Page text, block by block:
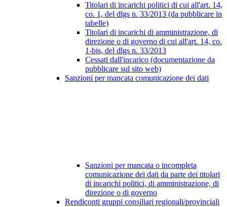
Titolari di incarichi politici di cui all'art. 14,
co. 1, del dlgs n. 33/2013 (da pubblicare in
tabelle)
Titolari di incarichi di amministrazione, di
direzione o di governo di cui all'art. 14, co.
1-bis, del dlgs n. 33/2013
Cessati dall'incarico (documentazione da
pubblicare sul sito web)
Sanzioni per mancata comunicazione dei dati
Sanzioni per mancata o incompleta
comunicazione dei dati da parte dei titolari
di incarichi politici, di amministrazione, di
direzione o di governo
Rendiconti gruppi consiliari regionali/provinciali